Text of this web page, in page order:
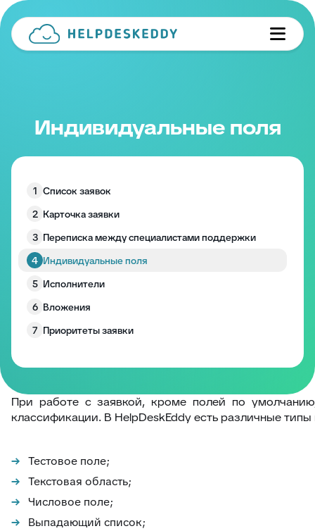
Индивидуальные поля
1 Список заявок
2 Карточка заявки
3 Переписка между специалистами поддержки
4 Индивидуальные поля
5 Исполнители
6 Вложения
7 Приоритеты заявки
10
Поиск, Фильтр, Сортировка
11 Фильтрация заявок
Учёт трудозатрат
15
Заморозка заявок
При работе с заявкой, кроме полей по
классификации. В HelpDeskEddy есть различные
Тестовое поле;
Текстовая область;
Числовое поле;
Выпадающий список;